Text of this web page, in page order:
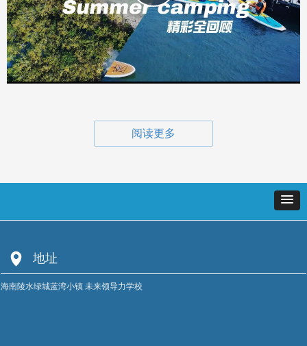
Video
阅读更多
넹 地址
海南陵水绿城蓝湾小镇 未来领导力学校